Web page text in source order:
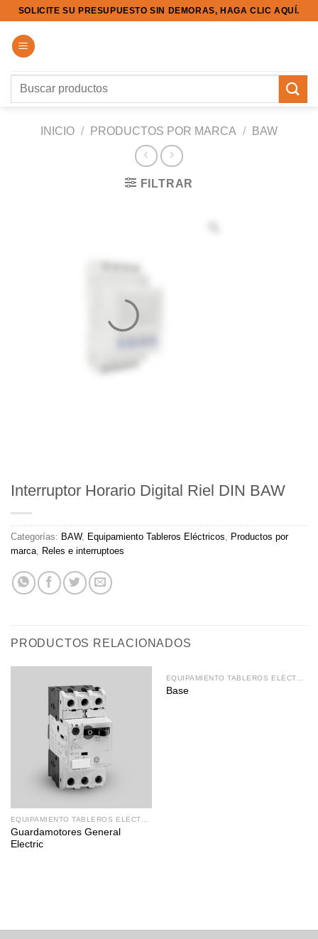
Saltar
contenido
SOLICITE SU PRESUPUESTO SIN DEMORAS, HAGA CLIC AQUÍ.
Buscar
INICIO / PRODUCTOS POR MARCA / BAW
FILTRAR
Interruptor Horario Digital Riel DIN BAW
Categorías: BAW, Equipamiento Tableros Eléctricos, Productos por
marca, Reles e interruptoes
PRODUCTOS RELACIONADOS
Guardamotores General
Electric
Base